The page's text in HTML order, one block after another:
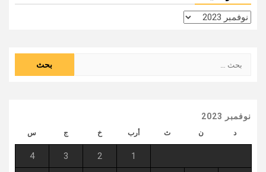
الأرشيف
عن:
نوفمبر 2023
د ن ث أرب خ ج س
1
2
3
4